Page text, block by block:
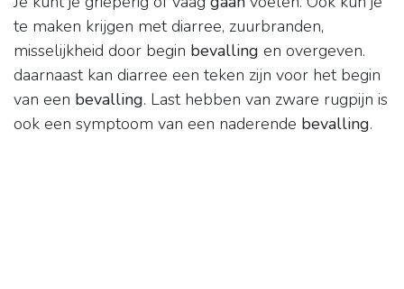
te maken krijgen met diarree, zuurbranden,
misselijkheid door begin bevalling en overgeven.
daarnaast kan diarree een teken zijn voor het begin
van een bevalling. Last hebben van zware rugpijn is
ook een symptoom van een naderende bevalling.